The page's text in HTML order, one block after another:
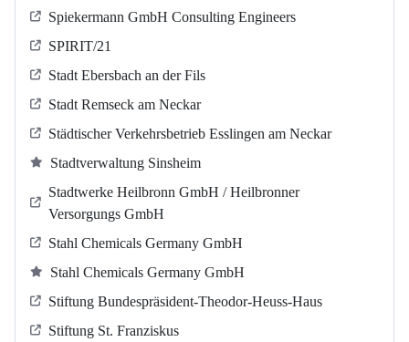
Spiekermann GmbH Consulting Engineers
SPIRIT/21
Stadt Ebersbach an der Fils
Stadt Remseck am Neckar
Städtischer Verkehrsbetrieb Esslingen am Neckar
Stadtverwaltung Sinsheim
Stadtwerke Heilbronn GmbH / Heilbronner
Versorgungs GmbH
Stahl Chemicals Germany GmbH
Stahl Chemicals Germany GmbH
Stiftung Bundespräsident-Theodor-Heuss-Haus
Stiftung St. Franziskus